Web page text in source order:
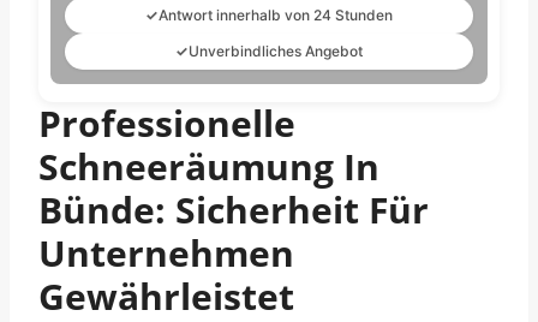
✓Antwort innerhalb von 24 Stunden
✓Unverbindliches Angebot
Professionelle
Schneeräumung In
Bünde: Sicherheit Für
Unternehmen
Gewährleistet